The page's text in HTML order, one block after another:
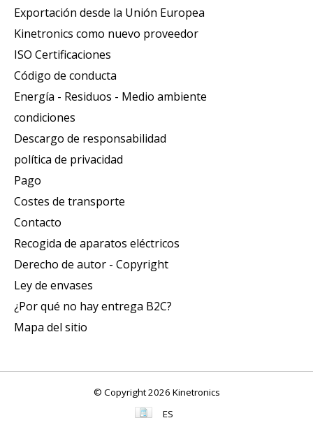
Exportación desde la Unión Europea
Kinetronics como nuevo proveedor
ISO Certificaciones
Código de conducta
Energía - Residuos - Medio ambiente
condiciones
Descargo de responsabilidad
política de privacidad
Pago
Costes de transporte
Contacto
Recogida de aparatos eléctricos
Derecho de autor - Copyright
Ley de envases
¿Por qué no hay entrega B2C?
Mapa del sitio
© Copyright 2026 Kinetronics
ES